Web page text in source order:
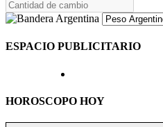
ESPACIO PUBLICITARIO
HOROSCOPO HOY